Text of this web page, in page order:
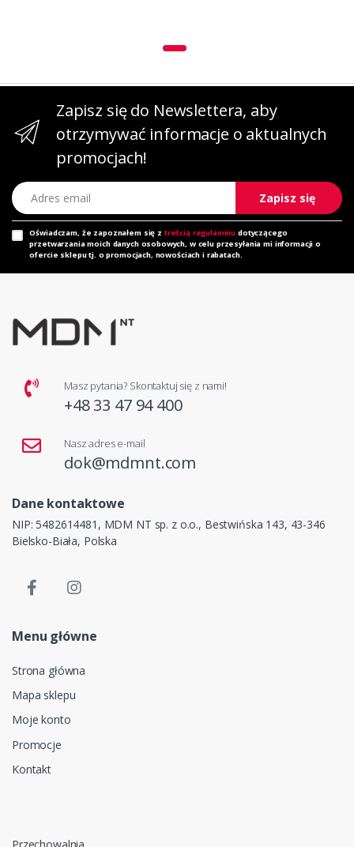
Zapisz się do Newslettera, aby
otrzymywać informacje o aktualnych
promocjach!
Adres email
Zapisz się
Oświadczam, że zapoznałem się z treścią regulaminu dotyczącego
przetwarzania moich danych osobowych, w celu przesyłania mi informacji o
ofercie sklepu tj. o promocjach, nowościach i rabatach.
Masz pytania? Skontaktuj się z nami!
+48 33 47 94 400
Nasz adres e-mail
dok@mdmnt.com
Dane kontaktowe
NIP: 5482614481, MDM NT sp. z o.o., Bestwińska 143, 43-346
Bielsko-Biała, Polska
Menu główne
Strona główna
Mapa sklepu
Moje konto
Promocje
Kontakt